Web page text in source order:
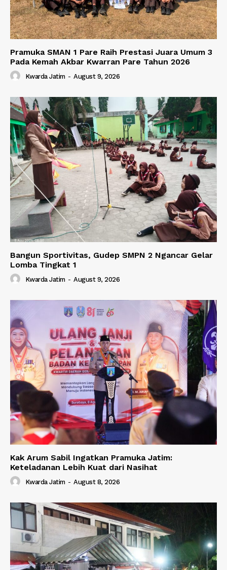
Pramuka SMAN 1 Pare Raih Prestasi Juara Umum 3
Pada Kemah Akbar Kwarran Pare Tahun 2026
Kwarda Jatim - August 9, 2026
Bangun Sportivitas, Gudep SMPN 2 Ngancar Gelar
Lomba Tingkat 1
Kwarda Jatim - August 9, 2026
Kak Arum Sabil Ingatkan Pramuka Jatim:
Keteladanan Lebih Kuat dari Nasihat
Kwarda Jatim - August 8, 2026